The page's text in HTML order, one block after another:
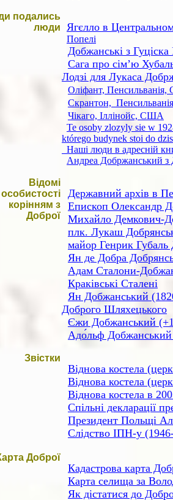
подались
люди
Ягєлло в
Попелі
Добжанські з
Сага про сім’ю Хубал
Лодзі для Лукаса
Оліфант,
Скрантон,
Чікаго, Іллінойс, США
Te osoby zlozyly sie w
którego budynek stoi do
Наші люди в адресній
Андреа Добржанський з
Відомі
особистості
корінням з
Доброї
Державний архів в
Епископ Олександр
Михайло Демкович-
плк. Лукаш
майор Генрик
Ян де Добра
Адам Сталони-
Краківські Сталені
Ян Добжанський
Доброго Шляхецького
Єжи Добжанський
Адо́льф
Звістки
Віднова костела
Віднова костела
Віднова костела в
Спільні декларації
Президент Польщі
Слідство ІПН-у
Доброї
Кадастрова карта
Карта селища за
Як дістатися до